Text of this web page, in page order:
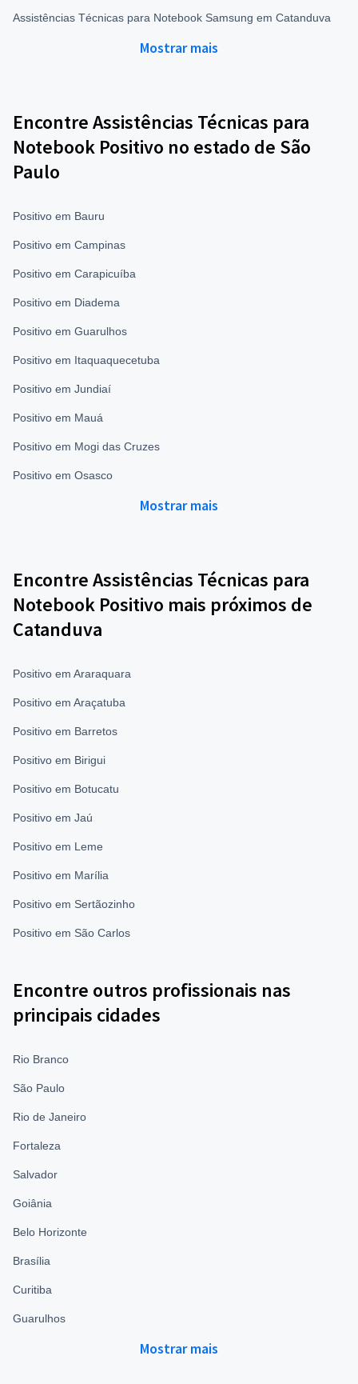
Assistências Técnicas para Notebook Samsung em Catanduva
Mostrar mais
Encontre Assistências Técnicas para
Notebook Positivo no estado de São
Paulo
Positivo em Bauru
Positivo em Campinas
Positivo em Carapicuíba
Positivo em Diadema
Positivo em Guarulhos
Positivo em Itaquaquecetuba
Positivo em Jundiaí
Positivo em Mauá
Positivo em Mogi das Cruzes
Positivo em Osasco
Mostrar mais
Encontre Assistências Técnicas para
Notebook Positivo mais próximos de
Catanduva
Positivo em Araraquara
Positivo em Araçatuba
Positivo em Barretos
Positivo em Birigui
Positivo em Botucatu
Positivo em Jaú
Positivo em Leme
Positivo em Marília
Positivo em Sertãozinho
Positivo em São Carlos
Encontre outros profissionais nas
principais cidades
Rio Branco
São Paulo
Rio de Janeiro
Fortaleza
Salvador
Goiânia
Belo Horizonte
Brasília
Curitiba
Guarulhos
Mostrar mais